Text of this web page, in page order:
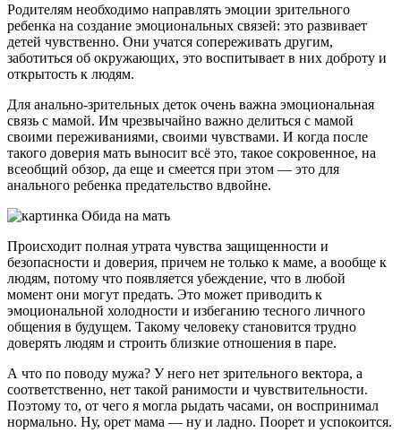
Родителям необходимо направлять эмоции зрительного
ребенка на создание эмоциональных связей: это развивает
детей чувственно. Они учатся сопереживать другим,
заботиться об окружающих, это воспитывает в них доброту и
открытость к людям.
Для анально-зрительных деток очень важна эмоциональная
связь с мамой. Им чрезвычайно важно делиться с мамой
своими переживаниями, своими чувствами. И когда после
такого доверия мать выносит всё это, такое сокровенное, на
всеобщий обзор, да еще и смеется при этом — это для
анального ребенка предательство вдвойне.
Происходит полная утрата чувства защищенности и
безопасности и доверия, причем не только к маме, а вообще к
людям, потому что появляется убеждение, что в любой
момент они могут предать. Это может приводить к
эмоциональной холодности и избеганию тесного личного
общения в будущем. Такому человеку становится трудно
доверять людям и строить близкие отношения в паре.
А что по поводу мужа? У него нет зрительного вектора, а
соответственно, нет такой ранимости и чувствительности.
Поэтому то, от чего я могла рыдать часами, он воспринимал
нормально. Ну, орет мама — ну и ладно. Поорет и успокоится.